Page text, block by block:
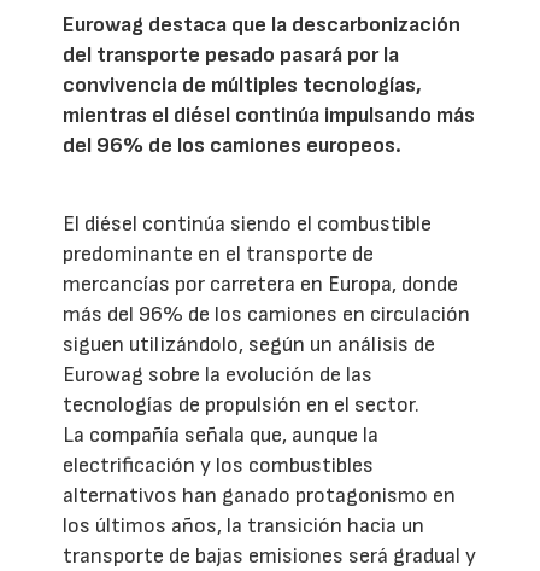
Eurowag destaca que la descarbonización
del transporte pesado pasará por la
convivencia de múltiples tecnologías,
mientras el diésel continúa impulsando más
del 96% de los camiones europeos.
El diésel continúa siendo el combustible
predominante en el transporte de
mercancías por carretera en Europa, donde
más del 96% de los camiones en circulación
siguen utilizándolo, según un análisis de
Eurowag sobre la evolución de las
tecnologías de propulsión en el sector.
La compañía señala que, aunque la
electrificación y los combustibles
alternativos han ganado protagonismo en
los últimos años, la transición hacia un
transporte de bajas emisiones será gradual y